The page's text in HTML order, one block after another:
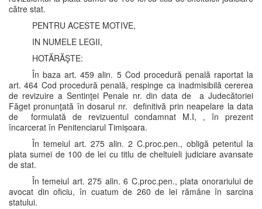
către stat.
PENTRU ACESTE MOTIVE,
IN NUMELE LEGII,
HOTĂRĂŞTE:
În baza art. 459 alin. 5 Cod procedură penală raportat la
art. 464 Cod procedură penală, respinge ca inadmisibilă cererea
de revizuire a Sentinţei Penale nr. din data de a Judecătoriei
Făget pronunţată în dosarul nr. definitivă prin neapelare la data
de formulată de revizuentul condamnat M.I, , în prezent
încarcerat în Penitenciarul Timișoara.
În temeiul art. 275 alin. 2 C.proc.pen., obligă petentul la
plata sumei de 100 de lei cu titlu de cheltuieli judiciare avansate
de stat.
În temeiul art. 275 alin. 6 C.proc.pen., plata onorariului de
avocat din oficiu, în cuatum de 260 de lei rămâne în sarcina
statului.